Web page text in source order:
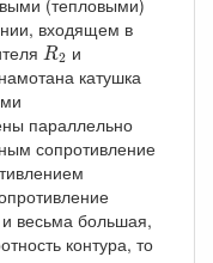
входящем в
R2
R2 и
катушка
параллельно
сопротивление
весьма большая,
контура, то